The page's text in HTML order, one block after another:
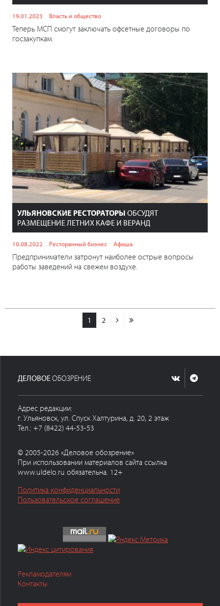
19.01.2023 Власть и общество
Теперь МСП смогут заключать офсетные договоры по
госзакупкам.
УЛЬЯНОВСКИЕ РЕСТОРАТОРЫ ОБСУДЯТ
РАЗМЕЩЕНИЕ ЛЕТНИХ КАФЕ И ВЕРАНД
10.08.2022 Ресторанный бизнес Афиша
Предприниматели затронут наиболее острые вопросы
работы заведений на свежем воздухе.
1 2
ДЕЛОВОЕОБОЗРЕНИЕ
Адрес редакции:
г. Ульяновск, ул. Спуск Халтурина, д. 20, 2 этаж
Тел.: +7 (8422) 44-53-53
© 2005-2026 «Деловое обозрение»
При использовании материалов сайта ссылка
www.uldelo.ru обязательна. 12+
Политика конфиденциальности
Пользовательское соглашение
Рекламодателям
Контакты